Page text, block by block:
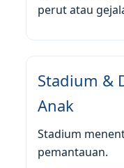
perut atau
Stadium &
Anak
Stadium
pemantauan.